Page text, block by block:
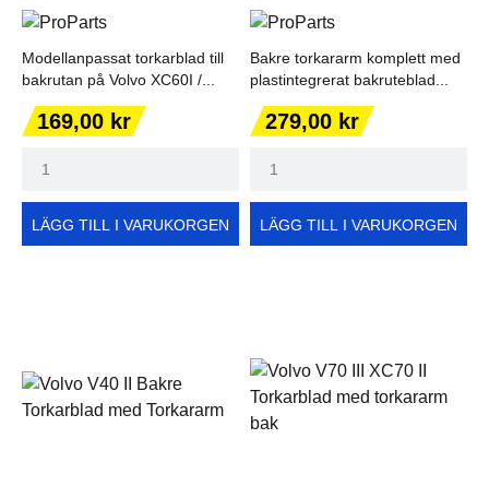
Modellanpassat torkarblad till
bakrutan på Volvo XC60I /...
Pris
169,00 kr
LÄGG TILL I VARUKORGEN
Bakre torkararm komplett med
plastintegrerat bakruteblad...
Pris
279,00 kr
LÄGG TILL I VARUKORGEN